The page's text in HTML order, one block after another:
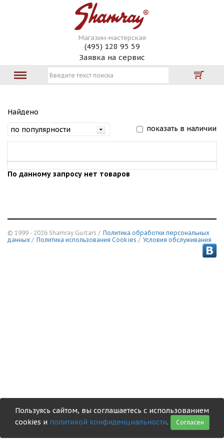
Магазин-мастерская
(495) 128 95 59
Заявка на сервис
Найдено
показать в наличии
По данному запросу нет товаров
© 1999 - 2026 Shamray Guitars / Политика обработки персональных
данных / Политика использования Сookies / Условия обслуживания
Пользуясь сайтом, вы соглашаетесь с использованием
cookies и политикой конфиденциальности. Согласен